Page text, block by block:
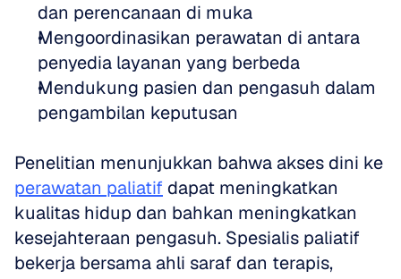
dan perencanaan di muka
Mengoordinasikan perawatan di antara
penyedia layanan yang berbeda
Mendukung pasien dan pengasuh dalam
pengambilan keputusan
perawatan paliatif dapat meningkatkan
kualitas hidup dan bahkan meningkatkan
kesejahteraan pengasuh. Spesialis paliatif
bekerja bersama ahli saraf dan terapis,